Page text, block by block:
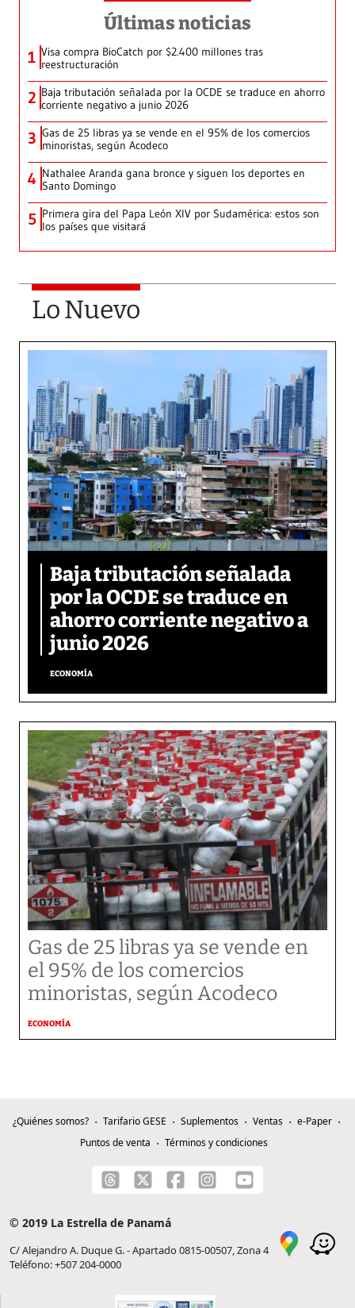
Últimas noticias
1 Visa compra BioCatch por $2.400 millones tras
reestructuración
2 Baja tributación señalada por la OCDE se traduce en ahorro
corriente negativo a junio 2026
3 Gas de 25 libras ya se vende en el 95% de los comercios
minoristas, según Acodeco
4 Nathalee Aranda gana bronce y siguen los deportes en
Santo Domingo
5 Primera gira del Papa León XIV por Sudamérica: estos son
los países que visitará
Lo Nuevo
Baja tributación señalada
por la OCDE se traduce en
ahorro corriente negativo a
junio 2026
ECONOMÍA
Gas de 25 libras ya se vende en
el 95% de los comercios
minoristas, según Acodeco
ECONOMÍA
¿Quiénes somos? Tarifario GESE Suplementos Ventas
e-Paper
Puntos de venta
Términos y condiciones
© 2019 La Estrella de Panamá
C/ Alejandro A. Duque G. - Apartado 0815-00507, Zona 4
Teléfono: +507 204-0000